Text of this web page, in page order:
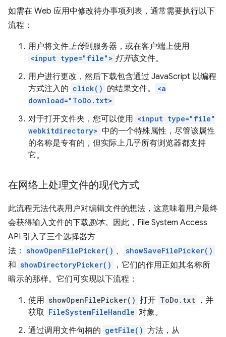
如需在 Web 应用中修改待办事项列表，通常需要执行以下
流程：
用户将文件上传到服务器，或在客户端上使用
<input type="file"> 打开该文件。
用户进行更改，然后下载包含通过 JavaScript 以编程
方式注入的 click() 的结果文件。
<a
download="ToDo.txt>
对于打开文件夹，您可以使用 <input type="file"
webkitdirectory> 中的一个特殊属性，尽管该属性
的名称是专有的，但实际上几乎所有浏览器都支持
它。
在网络上处理文件的现代方式
此流程无法代表用户对编辑文件的想法，这意味着用户最终
会获得输入文件的下载副本。因此，File System Access
API 引入了三个选择器方
法： showOpenFilePicker() 、 showSaveFilePicker()
和 showDirectoryPicker()
，它们的作用正如其名称所
暗示的那样。它们可实现以下流程：
使用 showOpenFilePicker() 打开 ToDo.txt ，并
获取 FileSystemFileHandle 对象。
通过调用文件句柄的 getFile() 方法，从